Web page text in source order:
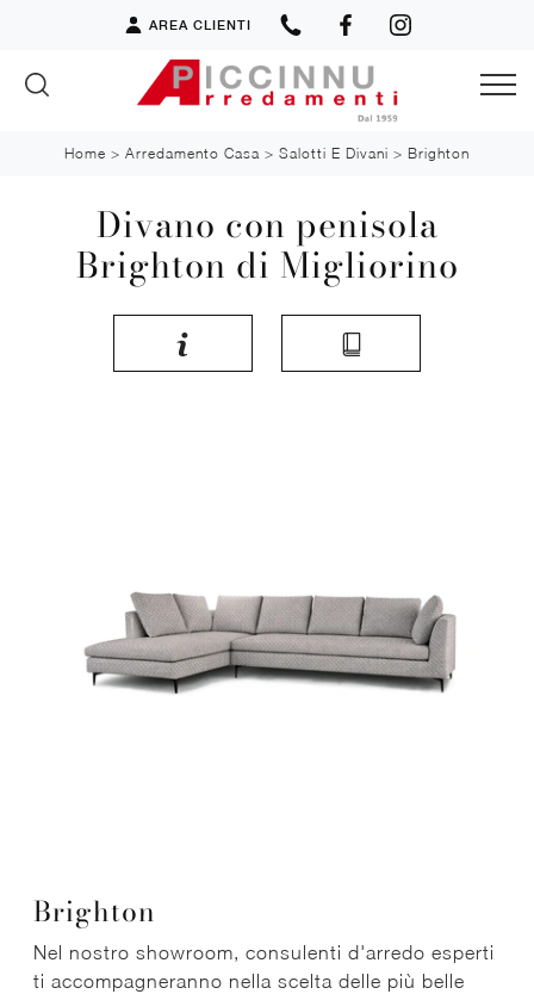
AREA CLIENTI
Home > Arredamento Casa > Salotti E Divani > Brighton
Divano con penisola
Brighton di Migliorino
Brighton
Nel nostro showroom, consulenti d'arredo esperti
ti accompagneranno nella scelta delle più belle